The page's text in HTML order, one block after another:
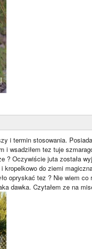
i termin stosowania.
i wsadziłem tez tuje
? Oczywiście juta została
do ziemi
opryskać tez ? Nie wiem
dawka. Czytałem ze na